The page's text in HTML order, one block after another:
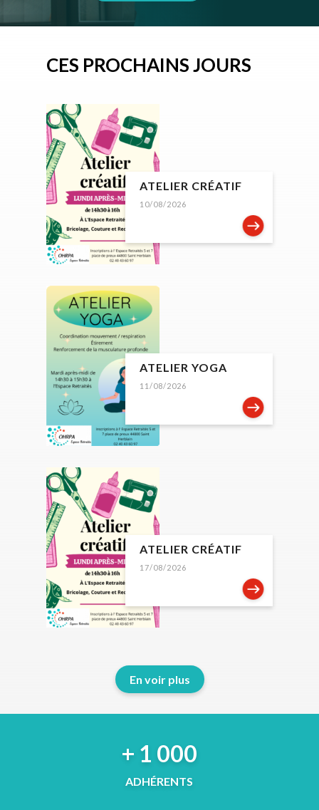
CES PROCHAINS JOURS
10/08/2026
ATELIER CRÉATIF
11/08/2026
ATELIER YOGA
17/08/2026
ATELIER CRÉATIF
En voir plus
+ 1 000
ADHÉRENTS